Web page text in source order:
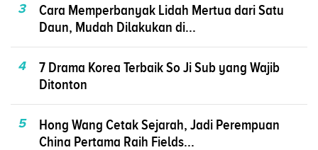
3
Cara Memperbanyak Lidah Mertua dari Satu
Daun, Mudah Dilakukan di...
4
7 Drama Korea Terbaik So Ji Sub yang Wajib
Ditonton
5
Hong Wang Cetak Sejarah, Jadi Perempuan
China Pertama Raih Fields...